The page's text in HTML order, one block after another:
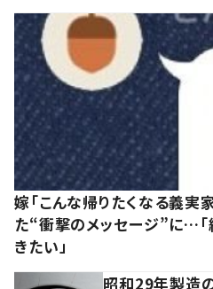
嫁「こんな帰りたくなる義実
た“衝撃のメッセージ”に…「
きたい」
昭和29年製造